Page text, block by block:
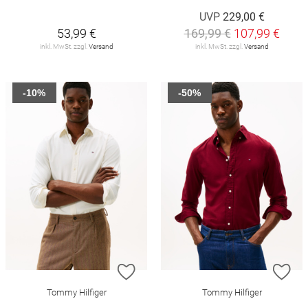
53,99 €
inkl. MwSt. zzgl. Versand
UVP 229,00 €
169,99 € 107,99 €
inkl. MwSt. zzgl. Versand
ZUR WUNSCHLISTE HINZUFÜGEN
Tommy Hilfiger
-10%
Tommy Hilfiger
-50%